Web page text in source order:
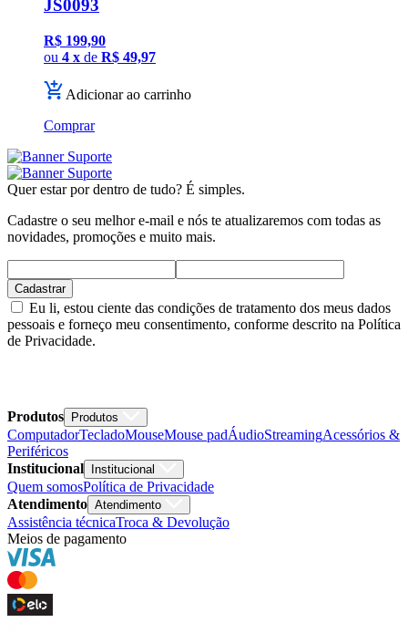
JS0093
R$ 199,90
ou 4 x de R$ 49,97
Adicionar ao carrinho
Comprar
Quer estar por dentro de tudo? É simples.
Cadastre o seu melhor e-mail e nós te atualizaremos com todas as
novidades, promoções e muito mais.
Cadastrar
Eu li, estou ciente das condições de tratamento dos meus dados
pessoais e forneço meu consentimento, conforme descrito na Política
de Privacidade.
Produtos Produtos
ComputadorTecladoMouseMouse padÁudioStreamingAcessórios &
Periféricos
Institucional
Institucional
Quem somosPolítica de Privacidade
Atendimento Atendimento
Assistência técnicaTroca & Devolução
Meios de pagamento